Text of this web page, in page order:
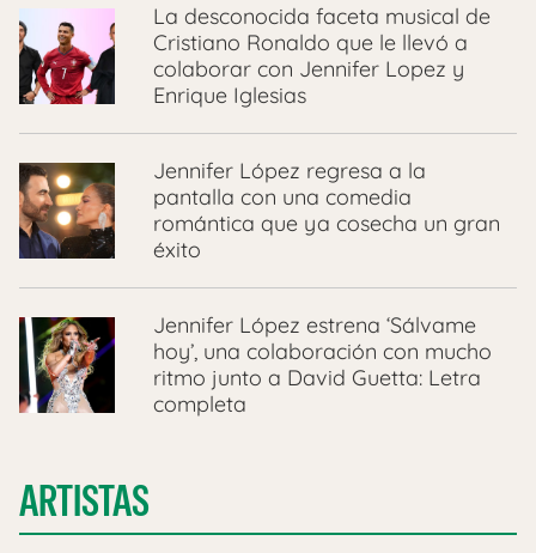
La desconocida faceta musical de
Cristiano Ronaldo que le llevó a
colaborar con Jennifer Lopez y
Enrique Iglesias
Jennifer López regresa a la
pantalla con una comedia
romántica que ya cosecha un gran
éxito
Jennifer López estrena ‘Sálvame
hoy’, una colaboración con mucho
ritmo junto a David Guetta: Letra
completa
ARTISTAS